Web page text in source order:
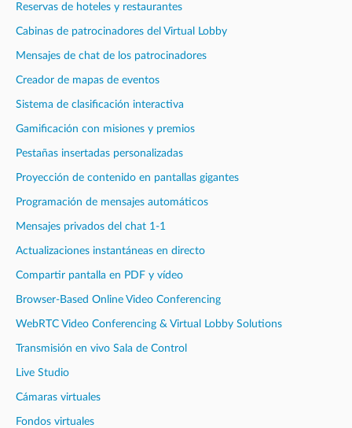
Reservas de hoteles y restaurantes
Cabinas de patrocinadores del Virtual Lobby
Mensajes de chat de los patrocinadores
Creador de mapas de eventos
Sistema de clasificación interactiva
Gamificación con misiones y premios
Pestañas insertadas personalizadas
Proyección de contenido en pantallas gigantes
Programación de mensajes automáticos
Mensajes privados del chat 1-1
Actualizaciones instantáneas en directo
Compartir pantalla en PDF y vídeo
Browser-Based Online Video Conferencing
WebRTC Video Conferencing & Virtual Lobby Solutions
Transmisión en vivo Sala de Control
Live Studio
Cámaras virtuales
Fondos virtuales